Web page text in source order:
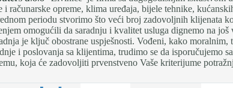
i računarske opreme, klima uređaja, bijele tehnike,
periodu stvorimo što veći broj zadovoljnih klijenata
omogućili da saradnju i kvalitet usluga dignemo na još
je ključ obostrane uspješnosti. Vođeni, kako moralnim,
i poslovanja sa klijentima, trudimo se da isporučujemo
koja će zadovoljiti prvenstveno Vaše kriterijume